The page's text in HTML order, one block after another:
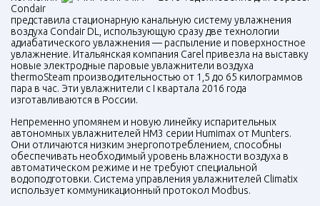
Condair
представила стационарную канальную систему увлажнения
воздуха Condair DL, использующую сразу две технологии
адиабатического увлажнения — распыление и поверхностное
увлажнение. Итальянская компания Carel привезла на выставку
новые электродные паровые увлажнители воздуха
thermoSteam производительностью от 1,5 до 65 килограммов
пара в час. Эти увлажнители с I квартала 2016 года
изготавливаются в России.
Непременно упомянем и новую линейку испарительных
автономных увлажнителей HM3 серии Humimax от Munters.
Они отличаются низким энергопотреблением, способны
обеспечивать необходимый уровень влажности воздуха в
автоматическом режиме и не требуют специальной
водоподготовки. Система управления увлажнителей Climatix
использует коммуникационный протокол Modbus.